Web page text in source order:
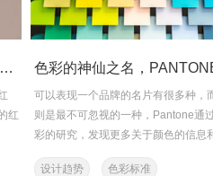
PANTONE彩通联合西班牙卫浴品牌Roca发布全新色彩“酷玛红”
红
可以表现一个品牌的名片有很多种，
则是最不可忽视的一种，Pantone通
彩的研究，发现更多关于颜色的信息
设计趋势
色彩标准